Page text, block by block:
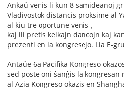
Ankaŭ venis li kun 8 samideanoj
Vladivostok distancis proksime al
al kiu tre oportune venis，
kaj ili pretis kelkajn dancojn kaj
prezenti en la kongresejo. Lia E-
Antaŭe 6a Pacifika Kongreso
sed poste oni ŝanĝis la kongresan
al Azia Kongreso okazis en